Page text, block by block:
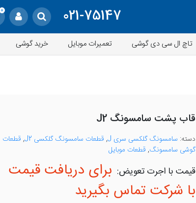
021-75147
0
تاچ ال سی دی گوشی تعمیرات موبایل خرید گوشی
قاب پشت سامسونگ J2
دسته: سامسونگ گلکسی سری J , قطعات سامسونگ گلکسی J2 , قطعات
گوشی سامسونگ, قطعات موبایل
برای دریافت قیمت
با شرکت تماس بگیرید